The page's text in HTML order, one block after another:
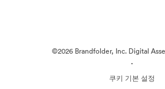
©2026 Brandfolder, Inc. Digital
·
쿠키 기본 설정